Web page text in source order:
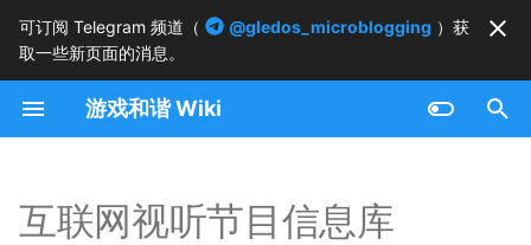
可订阅 Telegram 频道（ @gledos_microblogging ）获
取一些新页面的消息。
游戏和谐 Wiki
正
在
始
互联网视听节目信息库